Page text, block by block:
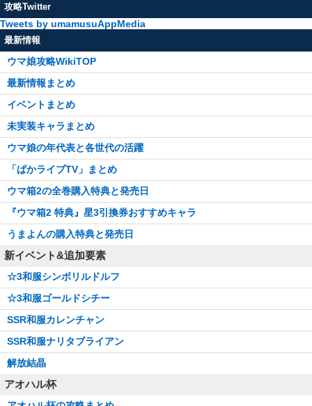
攻略Twitter
Tweets by umamusuAppMedia
最新情報
ウマ娘攻略WikiTOP
最新情報まとめ
イベントまとめ
未実装キャラまとめ
ウマ娘の年代表と各世代の活躍
「ぱかライブTV」まとめ
ウマ箱2の全巻購入特典と発売日
『ウマ箱2 特典』星3引換券おすすめキャラ
うまよんの購入特典と発売日
新イベント&追加要素
☆3和服シンボリルドルフ
☆3和服ゴールドシチー
SSR和服カレンチャン
SSR和服ナリタブライアン
解放結晶
アオハル杯